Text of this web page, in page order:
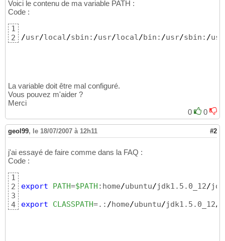
Voici le contenu de ma variable PATH :
Code :
1
2
/usr/local/sbin: /usr/local/bin: /usr/sbin: /usr
La variable doit être mal configuré.
Vous pouvez m'aider ?
Merci
0
0
geol99, le 18/07/2007 à 12h11 #2
j'ai essayé de faire comme dans la FAQ :
Code :
1
2
3
4
export PATH=$PATH :home/ubuntu/jdk1.5.0_12/
export
CLASSPATH=.: /home/ubuntu/jdk1.5.0_12/